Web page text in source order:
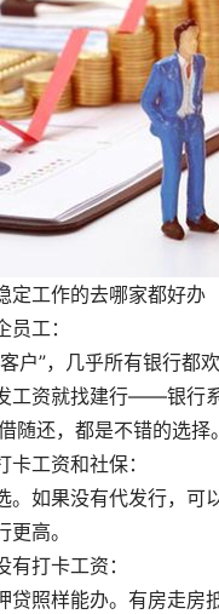
定工作的去哪家都好办
工：
户”，几乎所有银行都
工资就找建行——银行
随还，都是不错的选择。
工资和社保：
。如果没有代发行，
高。
打卡工资：
贷照样能办。有房走房